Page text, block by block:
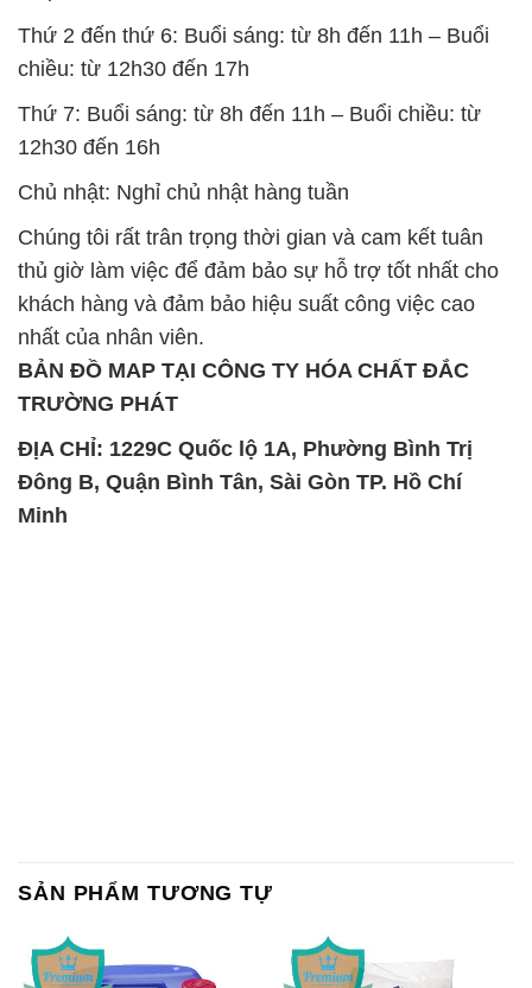
Thứ 2 đến thứ 6: Buổi sáng: từ 8h đến 11h – Buổi
chiều: từ 12h30 đến 17h
Thứ 7: Buổi sáng: từ 8h đến 11h – Buổi chiều: từ
12h30 đến 16h
Chủ nhật: Nghỉ chủ nhật hàng tuần
Chúng tôi rất trân trọng thời gian và cam kết tuân
thủ giờ làm việc để đảm bảo sự hỗ trợ tốt nhất cho
khách hàng và đảm bảo hiệu suất công việc cao
nhất của nhân viên.
BẢN ĐỒ MAP TẠI CÔNG TY HÓA CHẤT ĐẮC
TRƯỜNG PHÁT
ĐỊA CHỈ: 1229C Quốc lộ 1A, Phường Bình Trị
Đông B, Quận Bình Tân, Sài Gòn TP. Hồ Chí
Minh
SẢN PHẨM TƯƠNG TỰ